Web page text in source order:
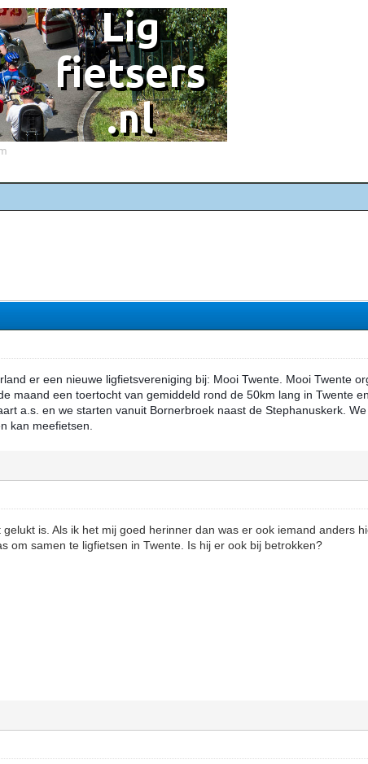
er een nieuwe ligfietsvereniging bij: Mooi Twente. Mooi Twente
maand een toertocht van gemiddeld rond de 50km lang in Twente
a.s. en we starten vanuit Bornerbroek naast de Stephanuskerk.
kan meefietsen.
is. Als ik het mij goed herinner dan was er ook iemand anders
om samen te ligfietsen in Twente. Is hij er ook bij betrokken?